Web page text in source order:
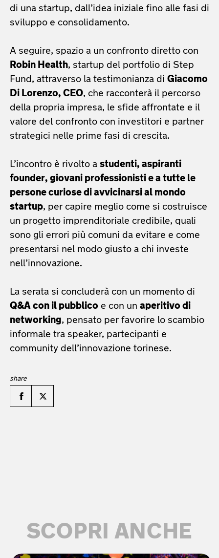
di una startup, dall’idea iniziale fino alle fasi di
sviluppo e consolidamento.
A seguire, spazio a un confronto diretto con
Robin Health, startup del portfolio di Step
Fund, attraverso la testimonianza di Giacomo
Di Lorenzo, CEO, che racconterà il percorso
della propria impresa, le sfide affrontate e il
valore del confronto con investitori e partner
strategici nelle prime fasi di crescita.
L’incontro è rivolto a studenti, aspiranti
founder, giovani professionisti e a tutte le
persone curiose di avvicinarsi al mondo
startup, per capire meglio come si costruisce
un progetto imprenditoriale credibile, quali
sono gli errori più comuni da evitare e come
presentarsi nel modo giusto a chi investe
nell’innovazione.
La serata si concluderà con un momento di
Q&A con il pubblico e con un aperitivo di
networking, pensato per favorire lo scambio
informale tra speaker, partecipanti e
community dell’innovazione torinese.
SCOPRI ANCHE